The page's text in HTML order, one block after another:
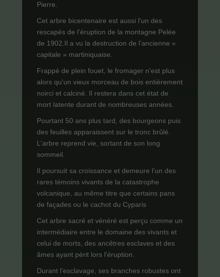
Pierre.
Cet arbre bicentenaire est aussi l'un des
rescapés de l’éruption de la montagne Pelée
de 1902.Il a vu la destruction de l’ancienne «
capitale » martiniquaise.
Frappé de plein fouet, le fromager n'est plus
alors qu'un vieux morceau de bois entièrement
noirci et calciné. Il restera dans cet état de
mort latente durant de nombreuses années.
Pourtant 50 ans plus tard, des bourgeons puis
des feuilles apparaissent sur le tronc brûlé.
L'arbre reprend vie, sortant de son long
sommeil.
Il poursuit sa croissance et demeure l’un des
rares témoins vivants de la catastrophe
volcanique, au même titre que certains pans
de façades ou le cachot du Cyparis
Cet arbre sacré et vénéré est perçu comme un
intermédiaire entre le domaine des vivants et
celui de morts, des ancêtres esclaves et des
âmes ayant périt lors l'éruption.
Durant l’esclavage, ses branches robustes ont